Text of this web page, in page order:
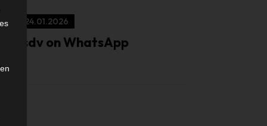
24.01.2026
isdv on WhatsApp